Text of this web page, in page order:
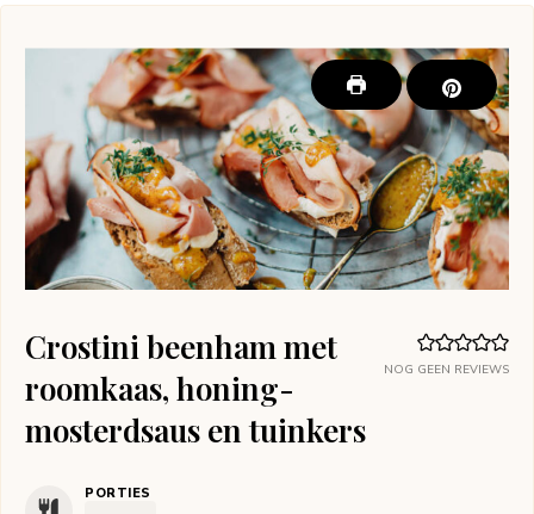
NOG GEEN REVIEWS
Crostini beenham met
roomkaas, honing-
mosterdsaus en tuinkers
PORTIES